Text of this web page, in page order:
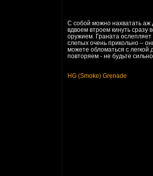
С собой можно нахватать
вдвоем втроем кинуть сразу
оружием. Граната
слепых очень прикольно –
можете обломаться с
повторяем - не будьте
HG (Smoke) Grenade